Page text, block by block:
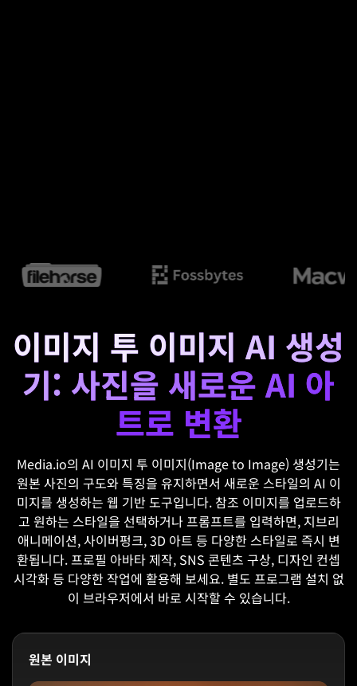
이미지 투 이미지 AI 생성
기: 사진을 새로운 AI 아
트로 변환
Media.io의 AI 이미지 투 이미지(Image to Image) 생성기는
원본 사진의 구도와 특징을 유지하면서 새로운 스타일의 AI 이
미지를 생성하는 웹 기반 도구입니다. 참조 이미지를 업로드하
고 원하는 스타일을 선택하거나 프롬프트를 입력하면, 지브리
애니메이션, 사이버펑크, 3D 아트 등 다양한 스타일로 즉시 변
환됩니다. 프로필 아바타 제작, SNS 콘텐츠 구상, 디자인 컨셉
시각화 등 다양한 작업에 활용해 보세요. 별도 프로그램 설치 없
이 브라우저에서 바로 시작할 수 있습니다.
원본 이미지